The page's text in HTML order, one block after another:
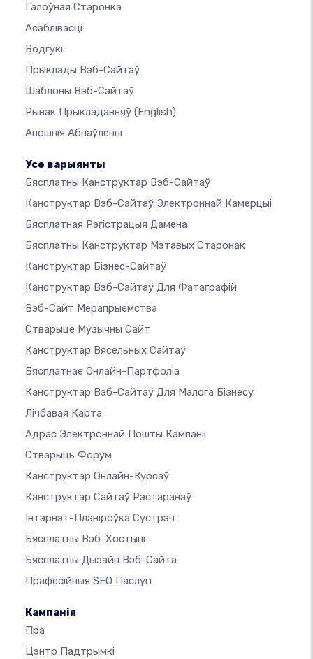
Галоўная Старонка
Асаблівасці
Водгукі
Прыклады Вэб-Сайтаў
Шаблоны Вэб-Сайтаў
Рынак Прыкладанняў (English)
Апошнія Абнаўленні
Усе варыянты
Бясплатны Канструктар Вэб-Сайтаў
Канструктар Вэб-Сайтаў Электроннай Камерцыі
Бясплатная Рэгістрацыя Дамена
Бясплатны Канструктар Мэтавых Старонак
Канструктар Бізнес-Сайтаў
Канструктар Вэб-Сайтаў Для Фатаграфій
Вэб-Сайт Мерапрыемства
Стварыце Музычны Сайт
Канструктар Вясельных Сайтаў
Бясплатнае Онлайн-Партфоліа
Канструктар Вэб-Сайтаў Для Малога Бізнесу
Лічбавая Карта
Адрас Электроннай Пошты Кампаніі
Стварыць Форум
Канструктар Онлайн-Курсаў
Канструктар Сайтаў Рэстаранаў
Інтэрнэт-Планіроўка Сустрэч
Бясплатны Вэб-Хостынг
Бясплатны Дызайн Вэб-Сайта
Прафесійныя SEO Паслугі
Кампанія
Пра
Цэнтр Падтрымкі